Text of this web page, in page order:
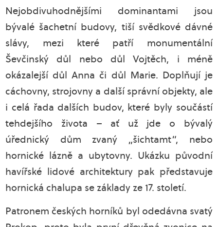
Nejobdivuhodnějšími dominantami jsou
bývalé šachetní budovy, tiší svědkové dávné
slávy, mezi které patří monumentální
Ševčinský důl nebo důl Vojtěch, i méně
okázalejší důl Anna či důl Marie. Doplňují je
cáchovny, strojovny a další správní objekty, ale
i celá řada dalších budov, které byly součástí
tehdejšího života – ať už jde o bývalý
úřednický dům zvaný „šichtamt“, nebo
hornické lázně a ubytovny. Ukázku původní
havířské lidové architektury pak představuje
hornická chalupa se základy ze 17. století.
Patronem českých horníků byl odedávna svatý